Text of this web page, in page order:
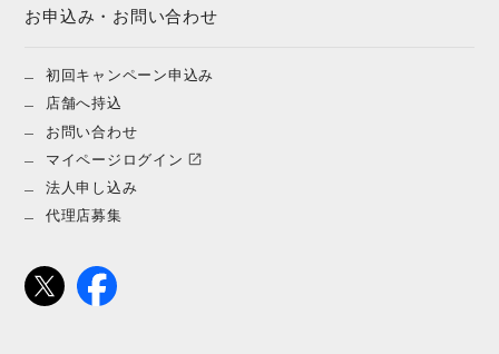
お申込み・お問い合わせ
初回キャンペーン申込み
店舗へ持込
お問い合わせ
マイページログイン
法人申し込み
代理店募集